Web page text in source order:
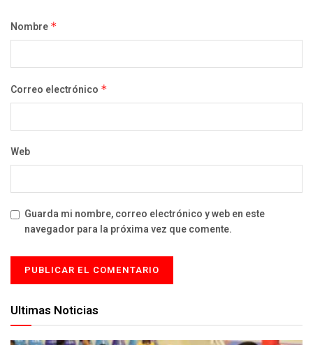
Nombre *
Correo electrónico *
Web
Guarda mi nombre, correo electrónico y web en este
navegador para la próxima vez que comente.
Ultimas Noticias